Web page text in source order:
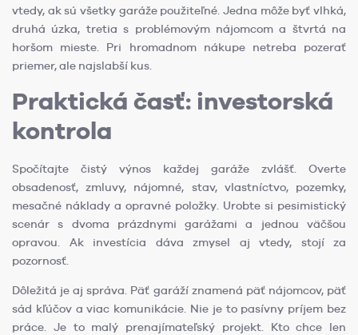
vtedy, ak sú všetky garáže použiteľné. Jedna môže byť vlhká,
druhá úzka, tretia s problémovým nájomcom a štvrtá na
horšom mieste. Pri hromadnom nákupe netreba pozerať
priemer, ale najslabší kus.
Praktická časť: investorská
kontrola
Spočítajte čistý výnos každej garáže zvlášť. Overte
obsadenosť, zmluvy, nájomné, stav, vlastníctvo, pozemky,
mesačné náklady a opravné položky. Urobte si pesimistický
scenár s dvoma prázdnymi garážami a jednou väčšou
opravou. Ak investícia dáva zmysel aj vtedy, stojí za
pozornosť.
Dôležitá je aj správa. Päť garáží znamená päť nájomcov, päť
sád kľúčov a viac komunikácie. Nie je to pasívny príjem bez
práce. Je to malý prenajímateľský projekt. Kto chce len